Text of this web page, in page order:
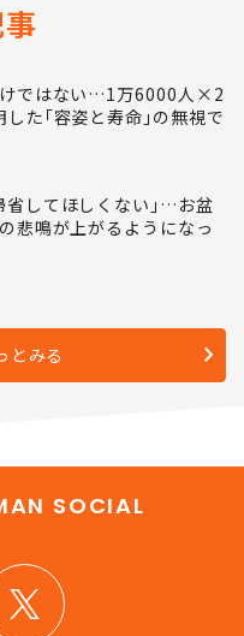
ではない…1万6000人×2
た｢容姿と寿命｣の無視で
省してほしくない｣…お盆
悲鳴が上がるようになっ
とみる
SOCIAL